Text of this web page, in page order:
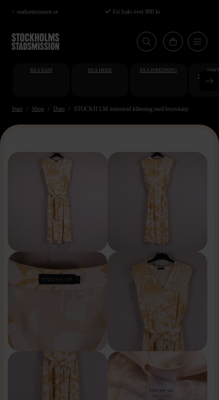
Hoppa
till
huvudinnehåll
< stadsmissionen.se Fri frakt över 990 kr
REA DAM REA HERR REA INREDNING
Start Shop Dam STOCKH LM mönstrad klänning med knytskärp